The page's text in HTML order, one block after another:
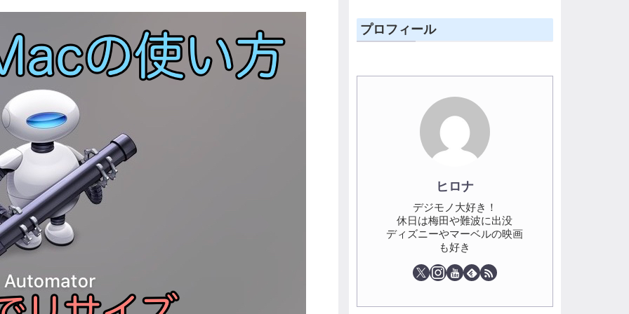
プロフィール
ヒロナ
デジモノ大好き！
休日は梅田や難波に出没
ディズニーやマーベルの映画
も好き